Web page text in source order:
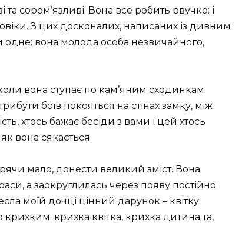
та сором’язливі. Вона все робить рвучко: і
З цих досконалих, написаних із дивним
одне: вона молода особа незвичайного,
вона ступає по кам’яним сходинкам.
боїв покояться на стінах замку, між
хтось бажає бесіди з вами і цей хтось
вона сякається.
мало, донести великий зміст. Вона
а заокруглилась через появу постійно
моїй дочці цінний дарунок – квітку.
крихким: крихка квітка, крихка дитина та,